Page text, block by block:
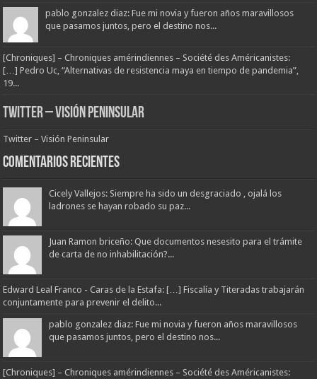
pablo gonzalez diaz: Fue mi novia y fueron años maravillosos
que pasamos juntos, pero el destino nos...
[Chroniques] – Chroniques amérindiennes – Société des Américanistes:
[…] Pedro Uc, “Alternativas de resistencia maya en tiempo de pandemia”,
19...
Twitter – Visión Peninsular
Twitter – Visión Peninsular
Comentarios Recientes
Cicely Vallejos: Siempre ha sido un desgraciado , ojalá los
ladrones se hayan robado su paz...
Juan Ramon briceño: Que documentos nesesito para el trámite
de carta de no inhabilitación?...
Edward Leal Franco - Caras de la Estafa: […] Fiscalía y Titeradas trabajarán
conjuntamente para prevenir el delito...
pablo gonzalez diaz: Fue mi novia y fueron años maravillosos
que pasamos juntos, pero el destino nos...
[Chroniques] – Chroniques amérindiennes – Société des Américanistes: